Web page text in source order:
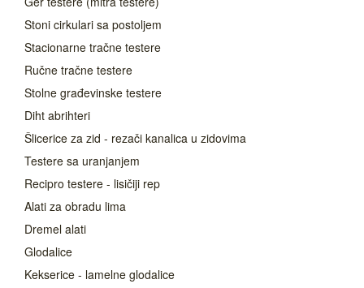
Stoni cirkulari sa postoljem
Stacionarne tračne testere
Ručne tračne testere
Stolne građevinske testere
Diht abrihteri
Šlicerice za zid - rezači kanalica u zidovima
Testere sa uranjanjem
Recipro testere - lisičiji rep
Alati za obradu lima
Dremel alati
Glodalice
Kekserice - lamelne glodalice